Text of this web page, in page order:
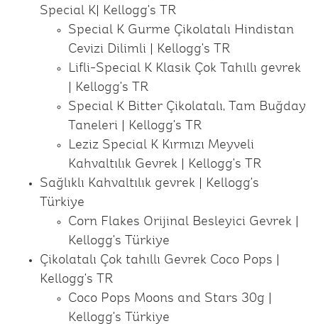
Special K| Kellogg's TR
Special K Gurme Çikolatalı Hindistan
Cevizi Dilimli | Kellogg's TR
Lifli-Special K Klasik Çok Tahıllı gevrek
| Kellogg's TR
Special K Bitter Çikolatalı, Tam Buğday
Taneleri | Kellogg's TR
Leziz Special K Kırmızı Meyveli
Kahvaltılık Gevrek | Kellogg's TR
Sağlıklı Kahvaltılık gevrek | Kellogg's
Türkiye
Corn Flakes Orijinal Besleyici Gevrek |
Kellogg's Türkiye
Çikolatalı Çok tahıllı Gevrek Coco Pops |
Kellogg's TR
Coco Pops Moons and Stars 30g |
Kellogg's Türkiye